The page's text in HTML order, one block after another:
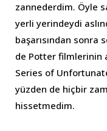
zannederdim. Öyle
yerli yerindeydi
başarısından sonra
de Potter filmlerinin
Series of
yüzden de hiçbir
hissetmedim.